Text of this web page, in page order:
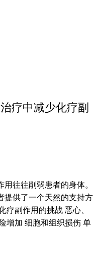
疗中减少化疗副
往往削弱患者的身体。
提供了一个天然的支持方
疗副作用的挑战 恶心、
增加 细胞和组织损伤 单